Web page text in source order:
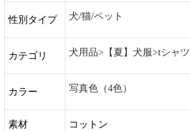
性別タイプ 犬/猫/ペット
カテゴリ 犬用品>【夏】犬服>tシャツ
カラー 写真色（4色）
素材 コットン